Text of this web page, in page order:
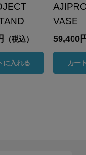
（税込）
に入れる
VASE
59,400
カー